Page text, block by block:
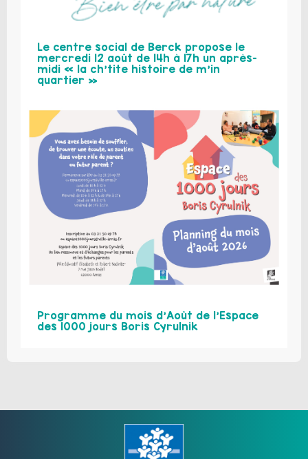
Le centre social de Berck propose le
mercredi 12 août de 14h à 17h un après-
midi « la ch’tite histoire de m’in
quartier »
Programme du mois d’Août de l’Espace
des 1000 jours Boris Cyrulnik